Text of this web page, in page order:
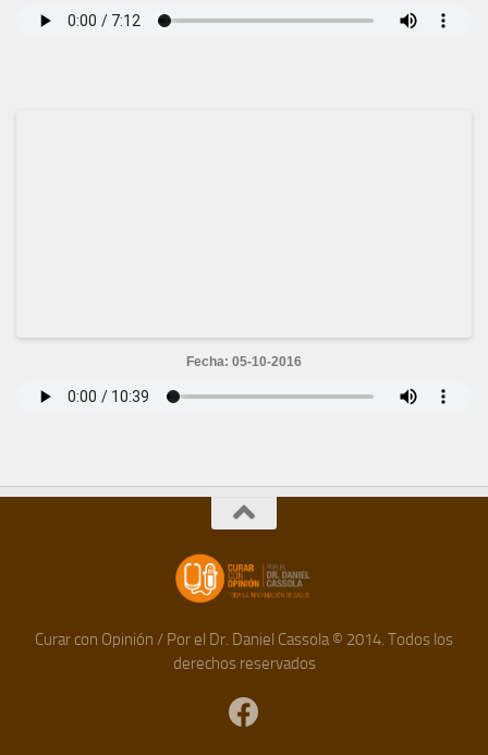
Fecha: 05-10-2016
Curar con Opinión / Por el Dr. Daniel Cassola © 2014. Todos los
derechos reservados